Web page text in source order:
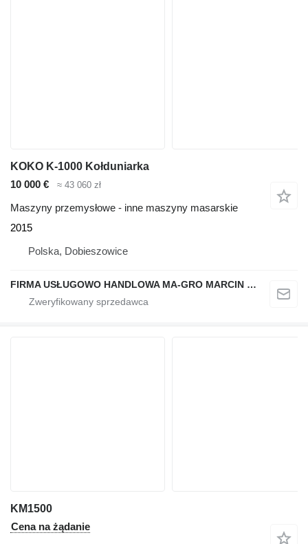
KOKO K-1000 Kołduniarka
10 000 €
≈ 43 060 zł
Maszyny przemysłowe - inne maszyny masarskie
2015
Polska, Dobieszowice
FIRMA USŁUGOWO HANDLOWA MA-GRO MARCIN GROCHOWSKI
KM1500
Cena na żądanie